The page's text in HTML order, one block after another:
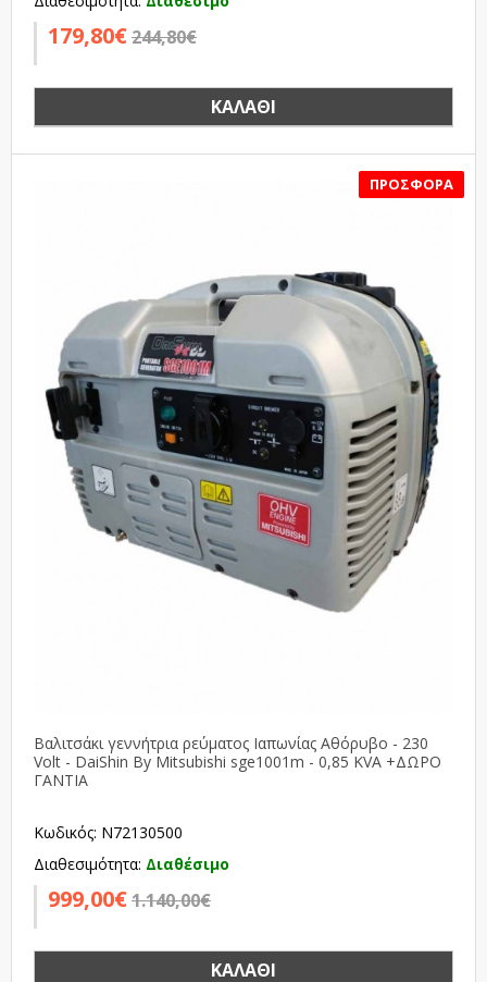
179,80€244,80€
ΚΑΛΆΘΙ
Βαλιτσάκι γεννήτρια ρεύματος Ιαπωνίας Αθόρυβο - 230
Volt - DaiShin By Mitsubishi sge1001m - 0,85 KVA +ΔΩΡΟ
ΓΑΝΤΙΑ
Κωδικός: N72130500
Διαθεσιμότητα: Διαθέσιμο
999,00€1.140,00€
ΚΑΛΆΘΙ